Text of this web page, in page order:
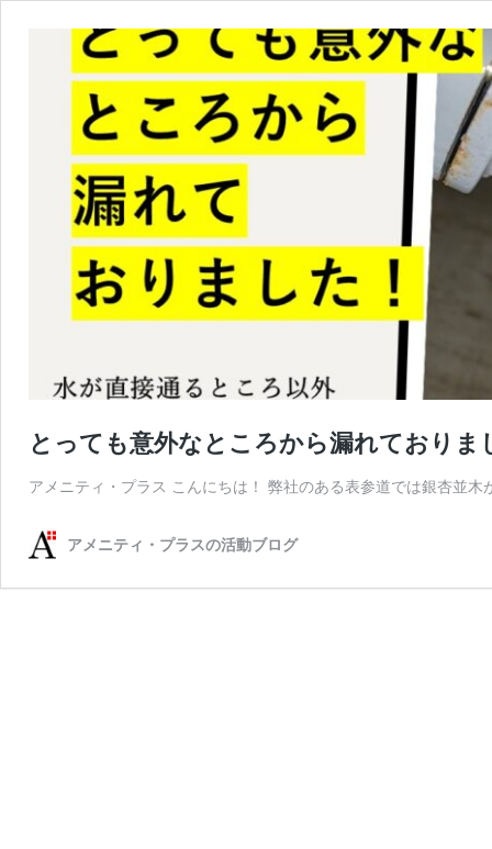
とっても意外なところから漏れておりま
アメニティ・プラス こんにちは！ 弊社のある表参道では銀杏並
アメニティ・プラスの活動ブログ